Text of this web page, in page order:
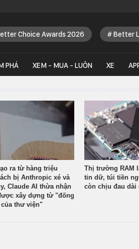
Choice Awards 2026 Better
PHÁ XEM - MUA - LUÔN XE
ra từ hàng triệu
bị Anthropic xé và
Claude AI thừa nhận
xây dựng từ "đống
thư viện"
Thị trường RAM
tin dữ, túi tiền
còn chịu đau dài